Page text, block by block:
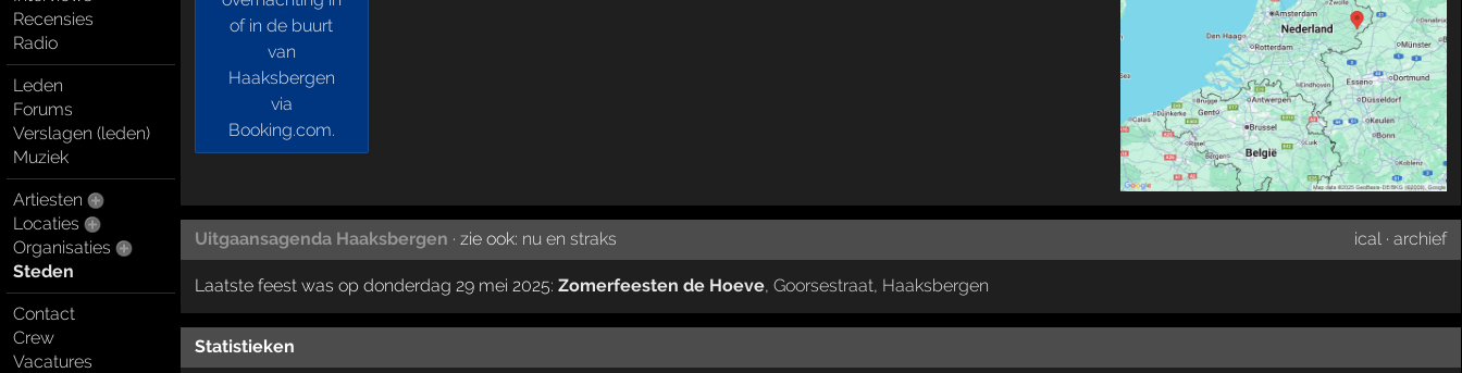
Recensies
Radio
Leden
Forums
Verslagen (leden)
Muziek
Artiesten
Locaties
Organisaties
Steden
Contact
Crew
Vacatures
Uitgaansagenda Haaksbergen · zie ook: nu en straks ical ·archief
Laatste feest was op donderdag 29 mei 2025: Zomerfeesten de Hoeve, Goorsestraat, Haaksbergen
Statistieken